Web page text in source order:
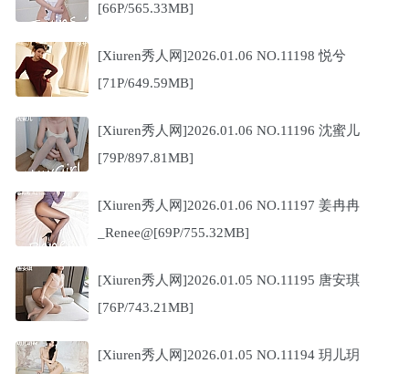
[66P/565.33MB]
[Xiuren秀人网]2026.01.06 NO.11198 悦兮
[71P/649.59MB]
[Xiuren秀人网]2026.01.06 NO.11196 沈蜜儿
[79P/897.81MB]
[Xiuren秀人网]2026.01.06 NO.11197 姜冉冉
_Renee@[69P/755.32MB]
[Xiuren秀人网]2026.01.05 NO.11195 唐安琪
[76P/743.21MB]
[Xiuren秀人网]2026.01.05 NO.11194 玥儿玥